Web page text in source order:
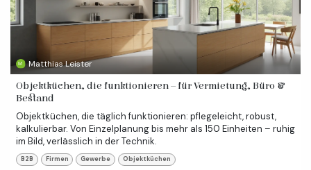
Matthias Leister
Objektküchen, die funktionieren – für Vermietung, Büro &
Bestand
Objektküchen, die täglich funktionieren: pflegeleicht, robust,
kalkulierbar. Von Einzelplanung bis mehr als 150 Einheiten – ruhig
im Bild, verlässlich in der Technik.
B2B Firmen Gewerbe Objektküchen